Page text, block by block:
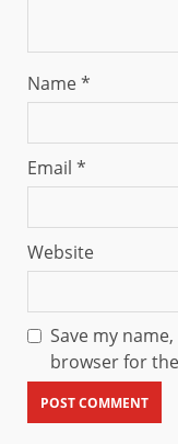
Name*
Email *
Website
Save my
browser for